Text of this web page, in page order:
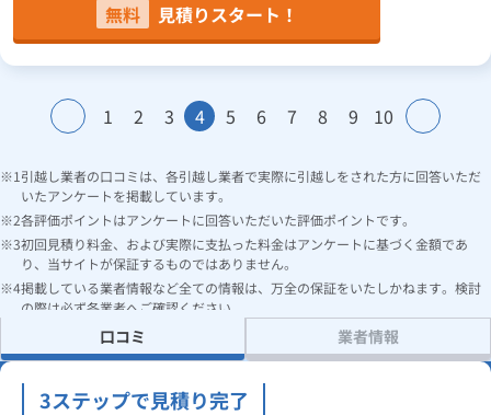
無料 見積りスタート！
1 2 3 4 5 6 7 8 9 10
引越し業者の口コミは、各引越し業者で実際に引越しをされた方に回答いただ
いたアンケートを掲載しています。
各評価ポイントはアンケートに回答いただいた評価ポイントです。
初回見積り料金、および実際に支払った料金はアンケートに基づく金額であ
り、当サイトが保証するものではありません。
掲載している業者情報など全ての情報は、万全の保証をいたしかねます。検討
の際は必ず各業者へご確認ください。
口コミ 業者情報
3ステップで見積り完了